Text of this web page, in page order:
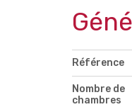
Référence
Nombre de
chambres